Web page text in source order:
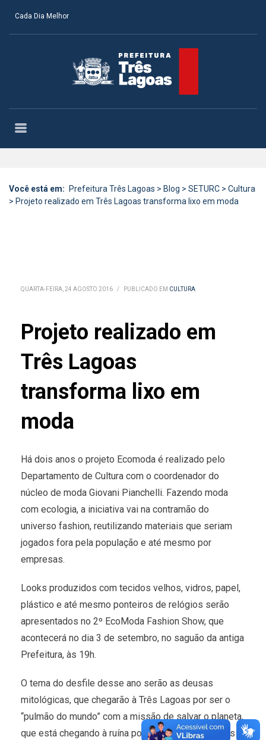
Cada Dia Melhor
Você está em: Prefeitura Três Lagoas > Blog > SETURC > Cultura
> Projeto realizado em Três Lagoas transforma lixo em moda
QUARTA-FEIRA, 24 AGOSTO 2016 / PUBLICADO EM CULTURA
Projeto realizado em
Três Lagoas
transforma lixo em
moda
Há dois anos o projeto Ecomoda é realizado pelo
Departamento de Cultura com o coordenador do
núcleo de moda Giovani Pianchelli. Fazendo moda
com ecologia, a iniciativa vai na contramão do
universo fashion, reutilizando materiais que seriam
jogados fora pela população e até mesmo por
empresas.
Looks produzidos com tecidos velhos, vidros, papel,
plástico e até mesmo ponteiros de relógios serão
apresentados no 2º EcoModa Fashion Show, que
acontecerá no dia 3 de setembro, no saguão da antiga
Prefeitura, às 19h.
O tema do desfile desse ano serão as deusas
mitológicas, que chegarão à Três Lagoas por ser o
“pulmão do mundo” com a missão de salvar o planeta,
que está chegando à ruína por conta da poluição. As